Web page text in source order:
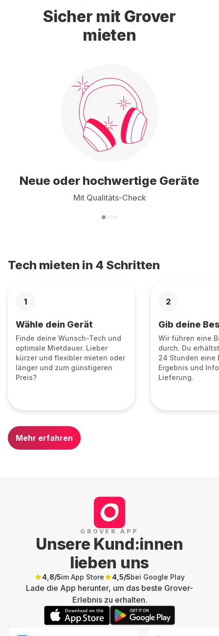
Sicher mit Grover
mieten
Neue oder hochwertige Geräte
Mit Qualitäts-Check
Tech mieten in 4 Schritten
1
Wähle dein Gerät
Finde deine Wunsch-Tech und
optimale Mietdauer. Lieber
kürzer und flexibler mieten oder
länger und zum günstigeren
Preis?
2
Gib deine
Wir führen eine
durch. Du
24 Stunden eine
Ergebnis und
Lieferung.
Mehr erfahren
GROVER APP
Unsere Kund:innen
lieben uns
4,8/5im App Store 4,5/5bei Google Play
Lade die App herunter, um das beste Grover-
Erlebnis zu erhalten.